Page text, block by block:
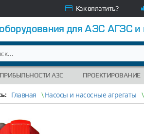
Как оплатить?
для АЗС АГЗС и
АЗС ПРОЕКТИРОВАНИЕ
Главная \Насосы и насосные агрегаты \